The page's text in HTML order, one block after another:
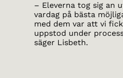
– Eleverna tog sig an
vardag på bästa
med dem var att vi
uppstod under
säger Lisbeth.